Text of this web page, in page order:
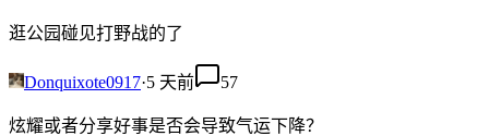
逛公园碰见打野战的了
Donquixote0917·5 天前 57
炫耀或者分享好事是否会导致气运下降？